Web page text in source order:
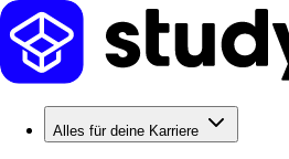
Alles für deine Karriere